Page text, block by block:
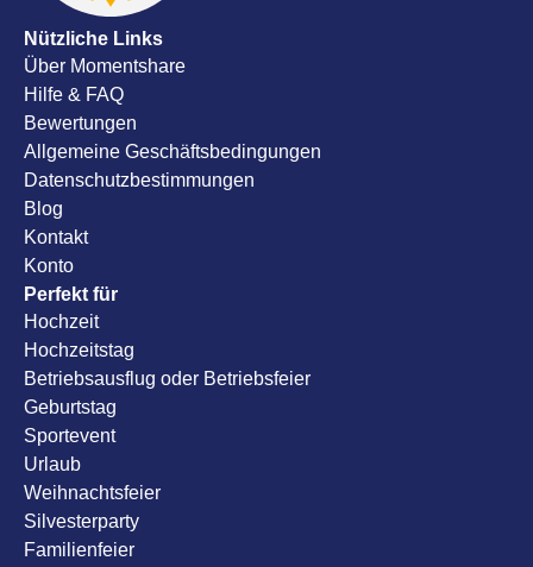
Nützliche Links
Über Momentshare
Hilfe & FAQ
Bewertungen
Allgemeine Geschäftsbedingungen
Datenschutzbestimmungen
Blog
Kontakt
Konto
Perfekt für
Hochzeit
Hochzeitstag
Betriebsausflug oder Betriebsfeier
Geburtstag
Sportevent
Urlaub
Weihnachtsfeier
Silvesterparty
Familienfeier